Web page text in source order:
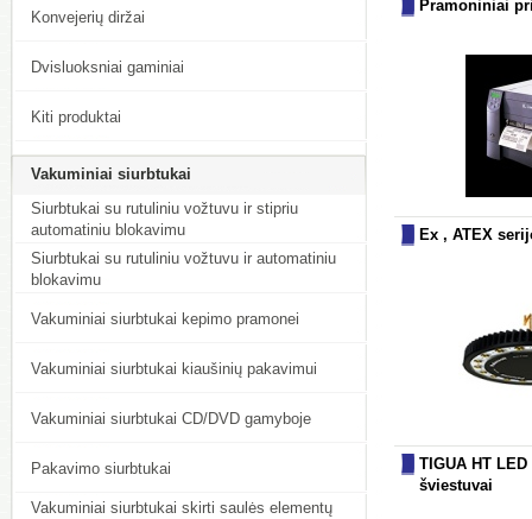
Konvejerių diržai
Dvisluoksniai gaminiai
Kiti produktai
Vakuminiai siurbtukai
Siurbtukai su rutuliniu vožtuvu ir stipriu
automatiniu blokavimu
Siurbtukai su rutuliniu vožtuvu ir automatiniu
blokavimu
Vakuminiai siurbtukai kepimo pramonei
Vakuminiai siurbtukai kiaušinių pakavimui
Vakuminiai siurbtukai CD/DVD gamyboje
Pakavimo siurbtukai
Vakuminiai siurbtukai skirti saulės elementų
Pramoniniai
Ex , ATEX
TIGUA HT
šviestuvai